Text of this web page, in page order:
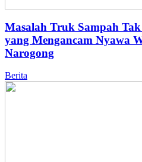
Masalah Truk Sampah
yang Mengancam Nyawa
Narogong
Berita